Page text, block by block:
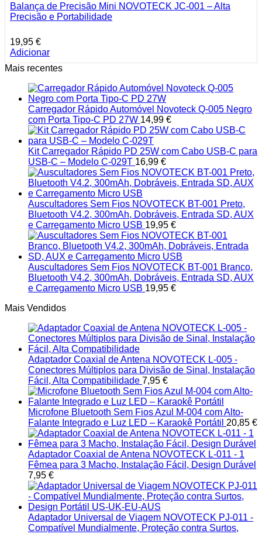
Balança de Precisão Mini NOVOTECK JC-001 – Alta
Precisão e Portabilidade
19,95 €
Adicionar
Mais recentes
Carregador Rápido Automóvel Novoteck Q-005 Negro
com Porta Tipo-C PD 27W 14,99 €
Kit Carregador Rápido PD 25W com Cabo USB-C para
USB-C – Modelo C-029T 16,99 €
Auscultadores Sem Fios NOVOTECK BT-001 Preto,
Bluetooth V4.2, 300mAh, Dobráveis, Entrada SD, AUX
e Carregamento Micro USB 19,95 €
Auscultadores Sem Fios NOVOTECK BT-001 Branco,
Bluetooth V4.2, 300mAh, Dobráveis, Entrada SD, AUX
e Carregamento Micro USB 19,95 €
Mais Vendidos
Adaptador Coaxial de Antena NOVOTECK L-005 -
Conectores Múltiplos para Divisão de Sinal, Instalação
Fácil, Alta Compatibilidade 7,95 €
Microfone Bluetooth Sem Fios Azul M-004 com Alto-
Falante Integrado e Luz LED – Karaokê Portátil 20,85 €
Adaptador Coaxial de Antena NOVOTECK L-011 - 1
Fêmea para 3 Macho, Instalação Fácil, Design Durável
7,95 €
Adaptador Universal de Viagem NOVOTECK PJ-011 -
Compatível Mundialmente, Proteção contra Surtos,